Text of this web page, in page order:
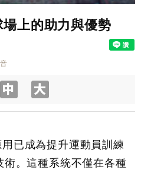
上的助力與優勢
已成為提升運動員訓練
。這種系統不僅在各種